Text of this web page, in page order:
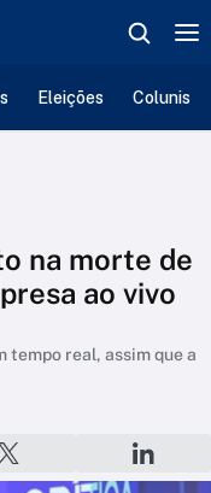
Eleições
na morte de
ao vivo
tempo real, assim que a